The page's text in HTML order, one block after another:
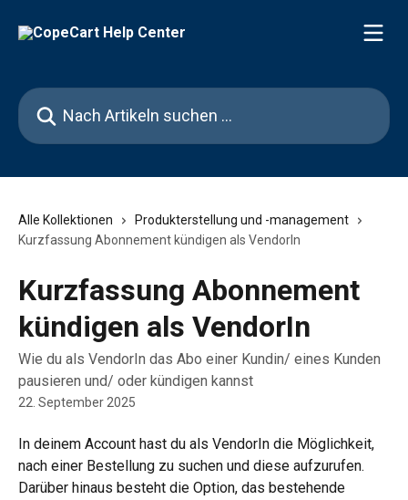
Nach Artikeln suchen …
Alle Kollektionen
Produkterstellung und -management
Kurzfassung Abonnement kündigen als VendorIn
Kurzfassung Abonnement
kündigen als VendorIn
Wie du als VendorIn das Abo einer Kundin/ eines Kunden
pausieren und/ oder kündigen kannst
22. September 2025
In deinem Account hast du als VendorIn die Möglichkeit,
nach einer Bestellung zu suchen und diese aufzurufen.
Darüber hinaus besteht die Option, das bestehende